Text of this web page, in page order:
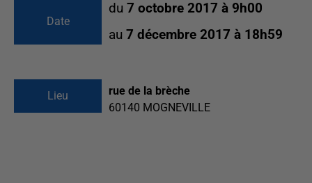
Date
du 7 octobre 2017 à 9h00
au 7 décembre 2017 à 18h59
Lieu
rue de la brèche
60140 MOGNEVILLE